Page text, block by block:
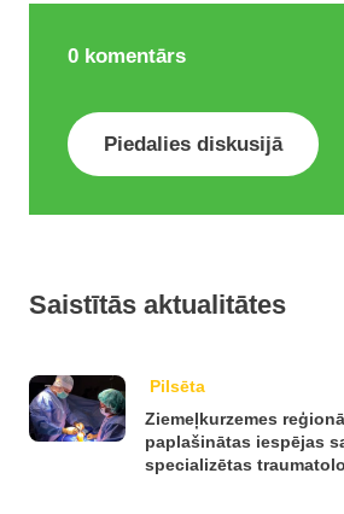
0 komentārs
Piedalies diskusijā
Saistītās aktualitātes
Pilsēta
Ziemeļkurzemes
paplašinātas iespējas
specializētas